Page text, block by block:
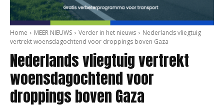
Home MEER NIEUWS Verder in het nieuws
Nederlands vliegtuig
vertrekt woensdagochtend voor droppings boven Gaza
Nederlands vliegtuig vertrekt
woensdagochtend voor
droppings boven Gaza